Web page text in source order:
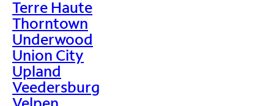
Terre Haute
Thorntown
Underwood
Union City
Upland
Veedersburg